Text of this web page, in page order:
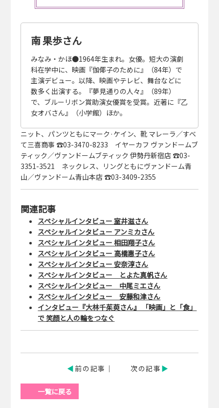
南 果歩さん
みなみ・かほ●1964年生まれ。女優。短大の演劇
科在学中に、映画『伽倻子のために』（84年）で
主演デビュー。以降、映画やテレビ、舞台などに
数多く出演する。『夢見通りの人々』（89年）
で、ブルーリボン賞助演女優賞を受賞。近著に『乙
女オバさん』（小学館）ほか。
ニット、パンツともにマーク·ケイン、靴 マレーラ／すべ
て三喜商事 ☎03-3470-8233 イヤーカフ ヴァンドームブ
ティック／ヴァンドームブティック 伊勢丹新宿店 ☎03-
3351-3521 ネックレス、リングともにヴァンドーム青
山／ヴァンドーム青山本店 ☎03-3409-2355
関連記事
スペシャルインタビュー 室井滋さん
スペシャルインタビュー アンミカさん
スペシャルインタビュー 相田翔子さん
スペシャルインタビュー 高橋惠子さん
スペシャルインタビュー 安奈淳さん
スペシャルインタビュー とよた真帆さん
スペシャルインタビュー 中尾ミエさん
スペシャルインタビュー 安藤和津さん
インタビュー『大林千茱萸さん』 「映画」と「⾷」
で 笑顔と⼈の輪をつなぐ
前の記事 次の記事
一覧に戻る